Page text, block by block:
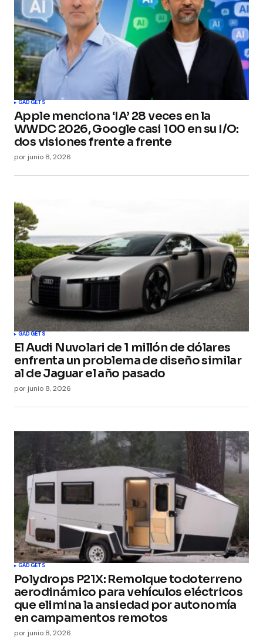
GADGETS
Apple menciona ‘IA’ 28 veces en la
WWDC 2026, Google casi 100 en su I/O:
dos visiones frente a frente
por junio 8, 2026
GADGETS
El Audi Nuvolari de 1 millón de dólares
enfrenta un problema de diseño similar
al de Jaguar el año pasado
por junio 8, 2026
GADGETS
Polydrops P21X: Remolque todoterreno
aerodinámico para vehículos eléctricos
que elimina la ansiedad por autonomía
en campamentos remotos
por junio 8, 2026